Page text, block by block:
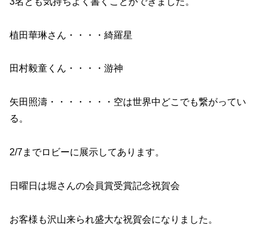
植田華琳さん・・・・綺羅星
田村毅童くん・・・・游神
矢田照濤・・・・・・・空は世界中どこでも繋がってい
る。
2/7までロビーに展示してあります。
日曜日は堀さんの会員賞受賞記念祝賀会
お客様も沢山来られ盛大な祝賀会になりました。